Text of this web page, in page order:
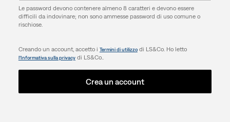
Le password devono contenere almeno 8 caratteri e devono essere
difficili da indovinare; non sono ammesse password di uso comune o
rischiose.
Creando un account, accetto i Termini di utilizzodi LS&Co. Ho letto
l’Informativa sulla privacydi LS&Co..
Crea un account